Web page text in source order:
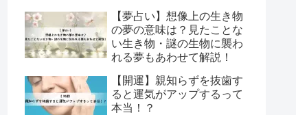
【夢占い】想像上の生き物
の夢の意味は？見たことな
い生き物・謎の生物に襲わ
れる夢もあわせて解説！
【開運】親知らずを抜歯す
ると運気がアップするって
本当！？